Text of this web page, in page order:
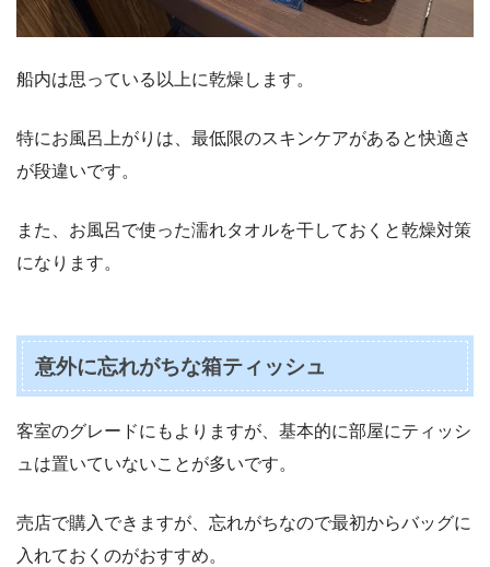
船内は思っている以上に乾燥します。
特にお風呂上がりは、最低限のスキンケアがあると快適さ
が段違いです。
また、お風呂で使った濡れタオルを干しておくと乾燥対策
になります。
意外に忘れがちな箱ティッシュ
客室のグレードにもよりますが、基本的に部屋にティッシ
ュは置いていないことが多いです。
売店で購入できますが、忘れがちなので最初からバッグに
入れておくのがおすすめ。